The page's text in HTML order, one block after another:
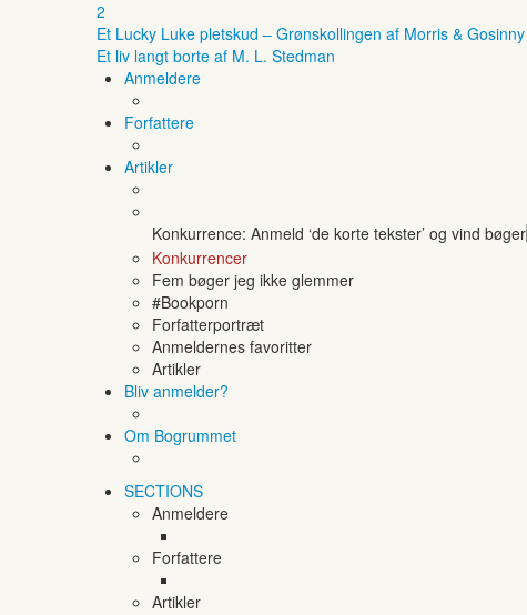
2
Et Lucky Luke pletskud – Grønskollingen af Morris & Gosinny
Et liv langt borte af M. L. Stedman
Anmeldere
Forfattere
Artikler
Konkurrence: Anmeld ‘de korte tekster’ og vind bøger
Konkurrencer
Fem bøger jeg ikke glemmer
#Bookporn
Forfatterportræt
Anmeldernes favoritter
Artikler
Bliv anmelder?
Om Bogrummet
SECTIONS
Anmeldere
Forfattere
Artikler